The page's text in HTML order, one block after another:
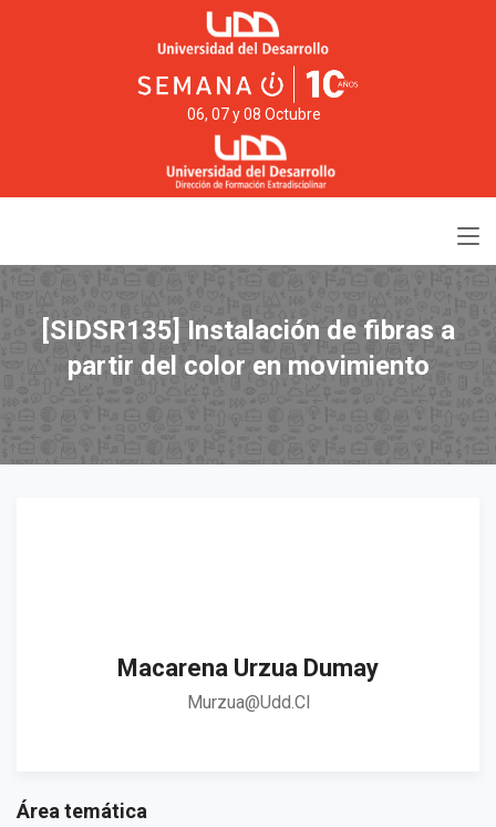
06, 07 y 08 Octubre
[SIDSR135] Instalación de fibras a
partir del color en movimiento
Macarena Urzua Dumay
Murzua@udd.cl
Área temática